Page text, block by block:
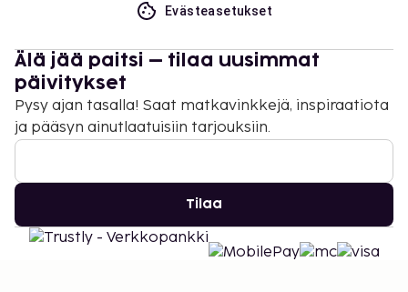
Evästeasetukset
Älä jää paitsi – tilaa uusimmat
päivitykset
Pysy ajan tasalla! Saat matkavinkkejä, inspiraatiota
ja pääsyn ainutlaatuisiin tarjouksiin.
Tilaa